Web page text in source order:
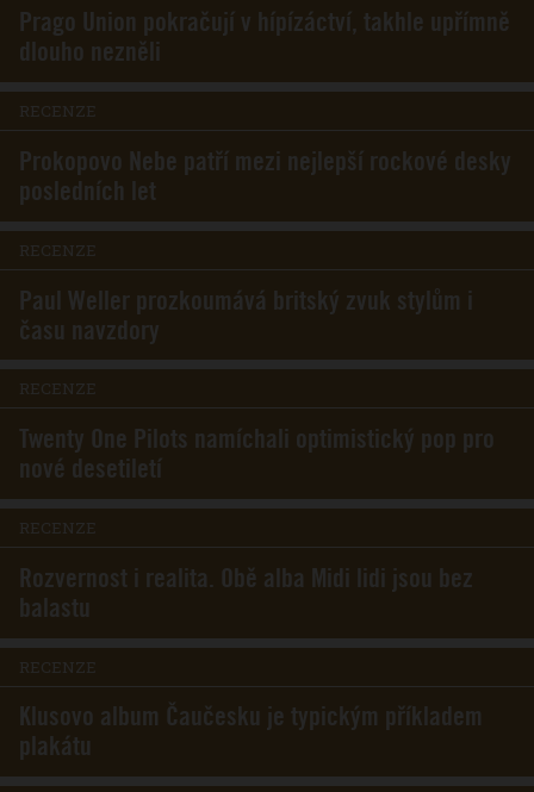
Prago Union pokračují v hípízáctví, takhle upřímně
dlouho nezněli
RECENZE
Prokopovo Nebe patří mezi nejlepší rockové desky
posledních let
RECENZE
Paul Weller prozkoumává britský zvuk stylům i
času navzdory
RECENZE
Twenty One Pilots namíchali optimistický pop pro
nové desetiletí
RECENZE
Rozvernost i realita. Obě alba Midi lidi jsou bez
balastu
RECENZE
Klusovo album Čaučesku je typickým příkladem
plakátu